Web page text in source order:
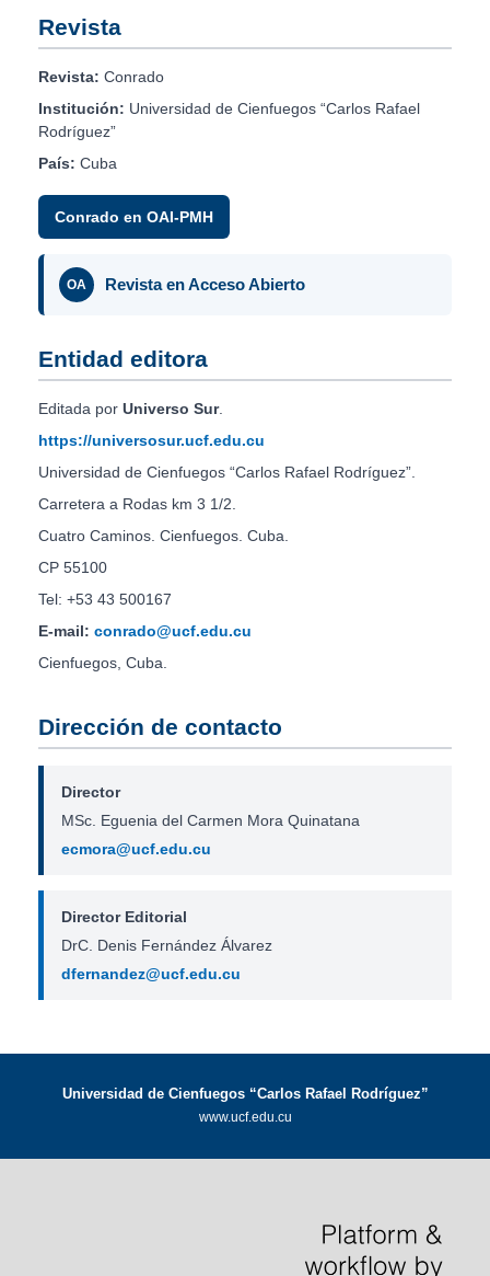
Revista
Revista: Conrado
Institución: Universidad de Cienfuegos “Carlos Rafael
Rodríguez”
País: Cuba
Conrado en OAI-PMH
OA Revista en Acceso Abierto
Entidad editora
Editada por Universo Sur.
https://universosur.ucf.edu.cu
Universidad de Cienfuegos “Carlos Rafael Rodríguez”.
Carretera a Rodas km 3 1/2.
Cuatro Caminos. Cienfuegos. Cuba.
CP 55100
Tel: +53 43 500167
E-mail: conrado@ucf.edu.cu
Cienfuegos, Cuba.
Dirección de contacto
Director
MSc. Eguenia del Carmen Mora Quinatana
ecmora@ucf.edu.cu
Director Editorial
DrC. Denis Fernández Álvarez
dfernandez@ucf.edu.cu
Universidad de Cienfuegos “Carlos Rafael Rodríguez”
www.ucf.edu.cu